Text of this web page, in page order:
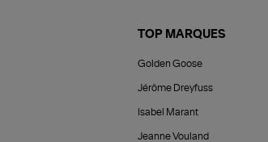
TOP MARQUES
Golden Goose
Jérôme Dreyfuss
Isabel Marant
Jeanne Vouland